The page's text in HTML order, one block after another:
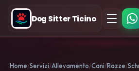
Dog Sitter Ticino
Home Servizi Allevamento Cani Razze